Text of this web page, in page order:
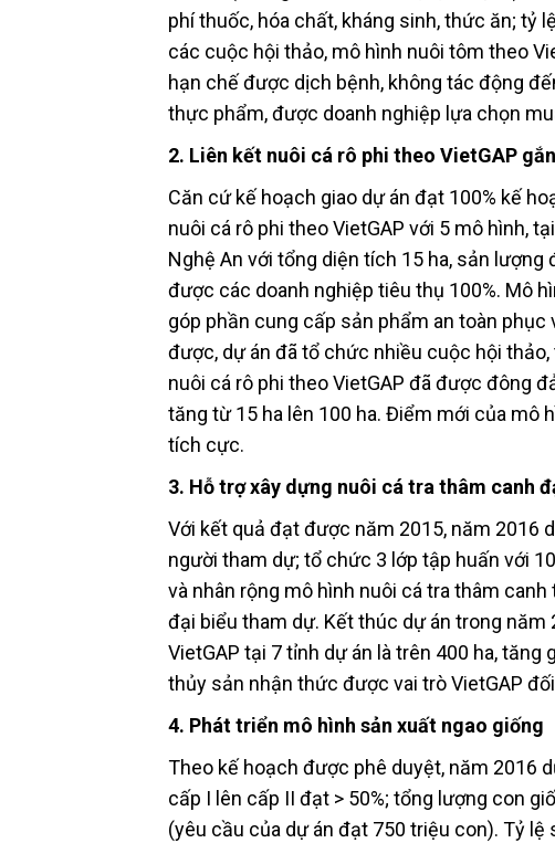
phí thuốc, hóa chất, kháng sinh, thức ăn; tỷ
các cuộc hội thảo, mô hình nuôi tôm theo
hạn chế được dịch bệnh, không tác động
thực phẩm, được doanh nghiệp lựa chọn
2. Liên kết nuôi cá rô phi theo VietGAP
Căn cứ kế hoạch giao dự án đạt 100% kế
nuôi cá rô phi theo VietGAP với 5 mô hình,
Nghệ An với tổng diện tích 15 ha, sản
được các doanh nghiệp tiêu thụ 100%. Mô
góp phần cung cấp sản phẩm an toàn
được, dự án đã tổ chức nhiều cuộc hội
nuôi cá rô phi theo VietGAP đã được đông
tăng từ 15 ha lên 100 ha. Điểm mới của mô
tích cực.
3. Hỗ trợ xây dựng nuôi cá tra thâm canh
Với kết quả đạt được năm 2015, năm 2016
người tham dự; tổ chức 3 lớp tập huấn với
và nhân rộng mô hình nuôi cá tra thâm
đại biểu tham dự. Kết thúc dự án trong
VietGAP tại 7 tỉnh dự án là trên 400 ha,
thủy sản nhận thức được vai trò VietGAP
4. Phát triển mô hình sản xuất ngao giống
Theo kế hoạch được phê duyệt, năm 2016
cấp I lên cấp II đạt > 50%; tổng lượng con
(yêu cầu của dự án đạt 750 triệu con). Tỷ